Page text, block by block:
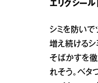
エリクシール
シミを防いで
増え続けるシ
そばかすを徹
れそう。ベタ